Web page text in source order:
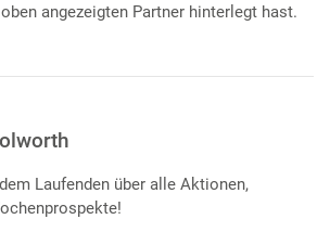
angezeigten Partner hinterlegt hast.
Laufenden über alle Aktionen,